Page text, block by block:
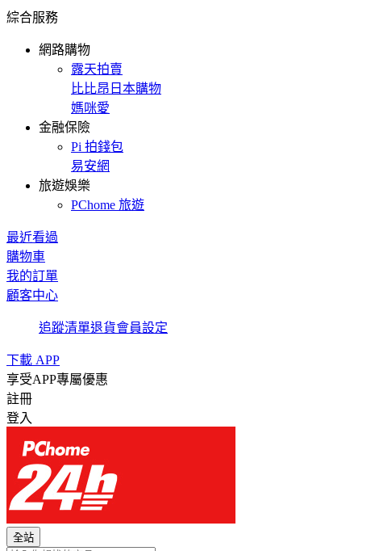
綜合服務
網路購物
露天拍賣
比比昂日本購物
媽咪愛
金融保險
Pi 拍錢包
易安網
旅遊娛樂
PChome 旅遊
最近看過
購物車
我的訂單
顧客中心
追蹤清單退貨會員設定
下載 APP
享受APP專屬優惠
註冊
登入
全站